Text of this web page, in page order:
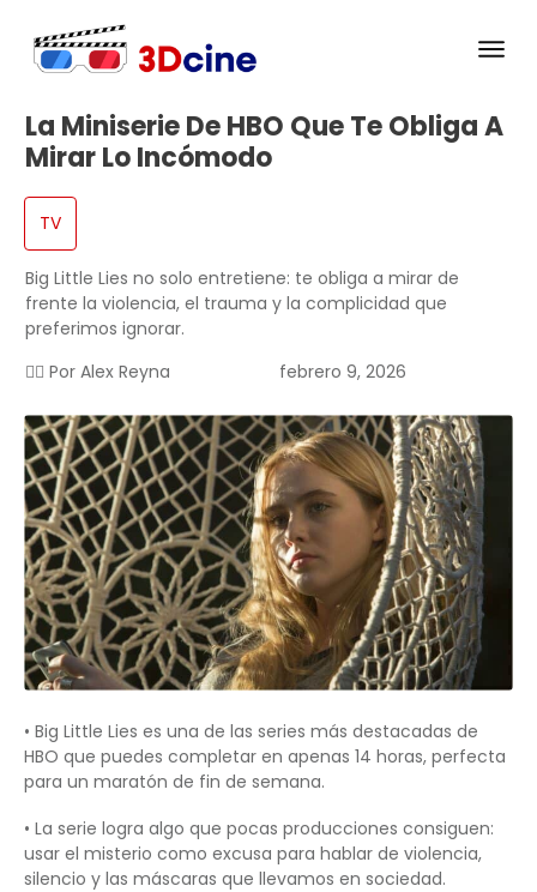
La Miniserie De HBO Que Te Obliga A
Mirar Lo Incómodo
TV
Big Little Lies no solo entretiene: te obliga a mirar de
frente la violencia, el trauma y la complicidad que
preferimos ignorar.
✍🏻 Por Alex Reyna febrero 9, 2026
• Big Little Lies es una de las series más destacadas de
HBO que puedes completar en apenas 14 horas, perfecta
para un maratón de fin de semana.
• La serie logra algo que pocas producciones consiguen:
usar el misterio como excusa para hablar de violencia,
silencio y las máscaras que llevamos en sociedad.